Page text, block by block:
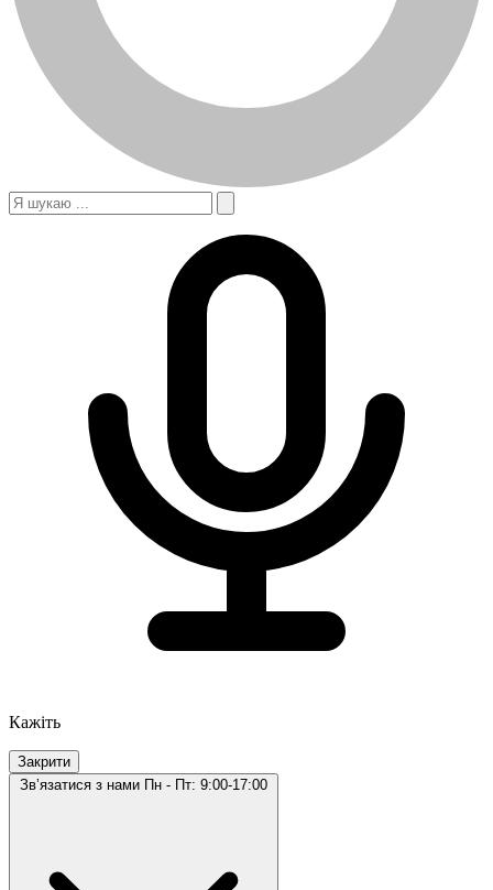
Кажіть
Закрити
Звʼязатися з нами Пн - Пт: 9:00-17:00